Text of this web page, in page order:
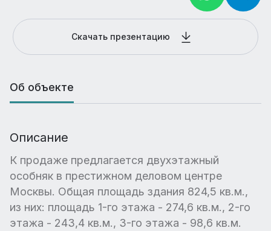
Скачать презентацию
Об объекте
Описание
К продаже предлагается двухэтажный
особняк в престижном деловом центре
Москвы. Общая площадь здания 824,5 кв.м.,
из них: площадь 1-го этажа - 274,6 кв.м., 2-го
этажа - 243,4 кв.м., 3-го этажа - 98,6 кв.м.